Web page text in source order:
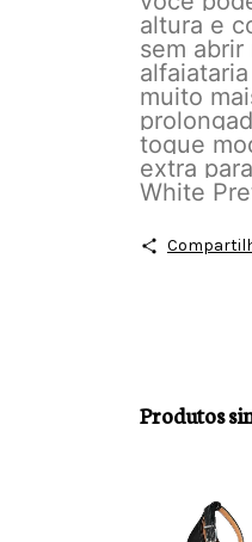
altura e
sem
muito
toque
extra
White
Produtos